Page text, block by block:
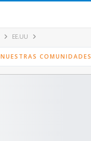
EE.UU
NUESTRAS COMUNIDADES